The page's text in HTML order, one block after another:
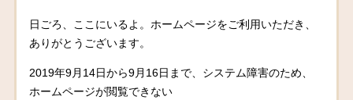
日ごろ、ここにいるよ。ホームページをご利用いただき、
ありがとうございます。
2019年9月14日から9月16日まで、システム障害のため、
ホームページが閲覧できない